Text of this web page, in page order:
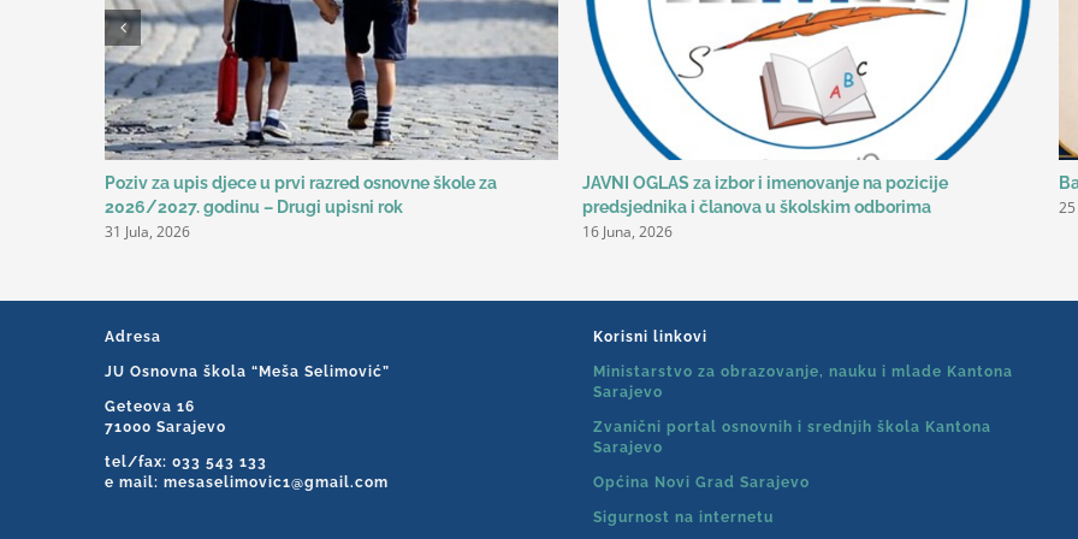
Poziv za upis djece u prvi razred osnovne škole za
2026/2027. godinu – Drugi upisni rok
31 Jula, 2026
JAVNI OGLAS za izbor i imenovanje na pozicije
predsjednika i članova u školskim odborima
16 Juna, 2026
Adresa
JU Osnovna škola “Meša Selimović”
Geteova 16
71000 Sarajevo
tel/fax: 033 543 133
e mail: mesaselimovic1@gmail.com
Korisni linkovi
Ministarstvo za obrazovanje, nauku i mlade Kantona
Sarajevo
Zvanični portal osnovnih i srednjih škola Kantona
Sarajevo
Općina Novi Grad Sarajevo
Sigurnost na internetu